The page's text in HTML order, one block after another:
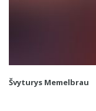
Švyturys Memelbrau